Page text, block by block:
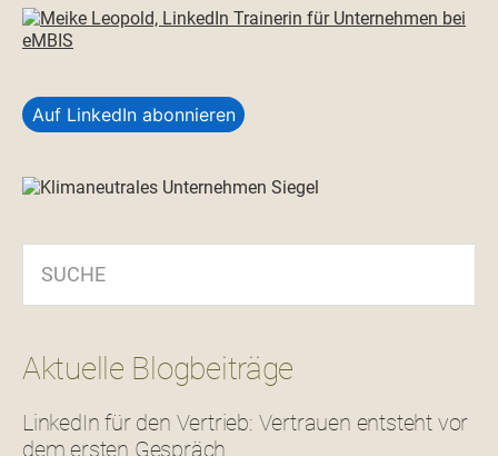
Auf LinkedIn abonnieren
Aktuelle Blogbeiträge
LinkedIn für den Vertrieb: Vertrauen entsteht vor
dem ersten Gespräch